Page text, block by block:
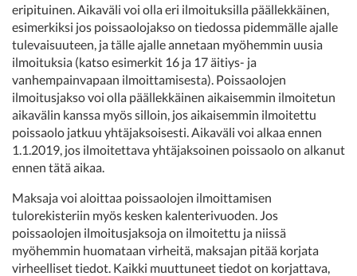
eripituinen. Aikaväli voi olla eri ilmoituksilla päällekkäinen,
esimerkiksi jos poissaolojakso on tiedossa pidemmälle ajalle
tulevaisuuteen, ja tälle ajalle annetaan myöhemmin uusia
ilmoituksia (katso esimerkit 16 ja 17 äitiys- ja
vanhempainvapaan ilmoittamisesta). Poissaolojen
ilmoitusjakso voi olla päällekkäinen aikaisemmin ilmoitetun
aikavälin kanssa myös silloin, jos aikaisemmin ilmoitettu
poissaolo jatkuu yhtäjaksoisesti. Aikaväli voi alkaa ennen
1.1.2019, jos ilmoitettava yhtäjaksoinen poissaolo on alkanut
ennen tätä aikaa.
Maksaja voi aloittaa poissaolojen ilmoittamisen
tulorekisteriin myös kesken kalenterivuoden. Jos
poissaolojen ilmoitusjaksoja on ilmoitettu ja niissä
myöhemmin huomataan virheitä, maksajan pitää korjata
virheelliset tiedot. Kaikki muuttuneet tiedot on korjattava,